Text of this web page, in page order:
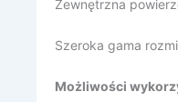
Zewnętrzna
Szeroka gama
Możliwości